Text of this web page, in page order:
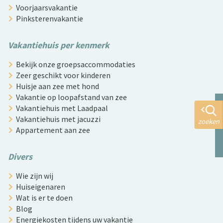
Voorjaarsvakantie
Pinksterenvakantie
Vakantiehuis per kenmerk
Bekijk onze groepsaccommodaties
Zeer geschikt voor kinderen
Huisje aan zee met hond
Vakantie op loopafstand van zee
Vakantiehuis met Laadpaal
Vakantiehuis met jacuzzi
Appartement aan zee
Divers
Wie zijn wij
Huiseigenaren
Wat is er te doen
Blog
Energiekosten tijdens uw vakantie
zoeken